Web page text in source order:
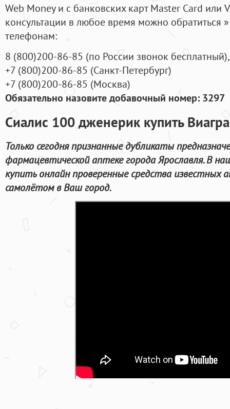
Web Money и с банковских карт Master Card или
консультации в любое время можно обратиться
телефонам:
8 (800)200-86-85 (по России звонок бесплатный),
+7 (800)200-86-85 (Санкт-Петербург)
+7 (800)200-86-85 (Москва)
Обязательно назовите добавочный номер: 3297
Сиалис 100 дженерик купить
Только сегодня признанные дубликаты
фармацевтической аптеке города Ярославля. В
купить онлайн проверенные средства известных
самолётом в Ваш город.